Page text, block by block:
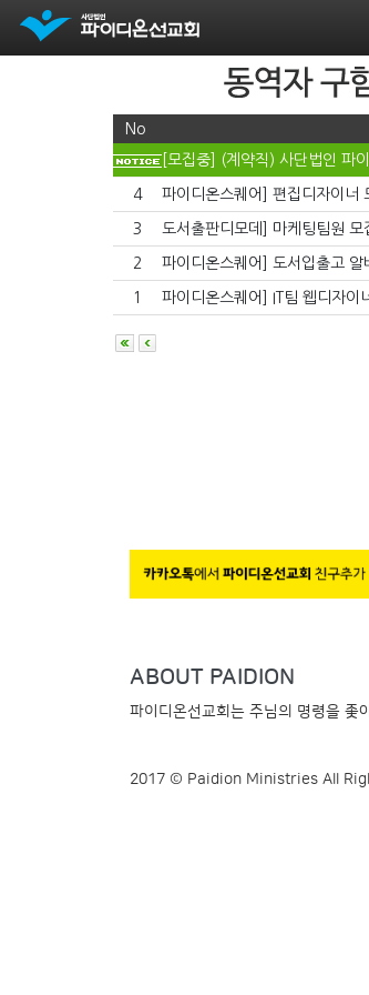
No
[모집중] (계약직) 사단법인 파
4 파이디온스퀘어] 편집디자이
3 도서출판디모데] 마케팅팀원
2 파이디온스퀘어] 도서입출고
1 파이디온스퀘어] IT팀 웹디자
ABOUT PAIDION
파이디온선교회는 주님의 명령을 좇
2017 © Paidion Ministries All